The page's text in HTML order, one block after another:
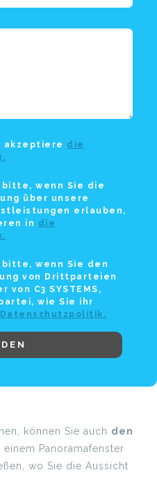
akzeptiere die
wenn Sie die
über unsere
erlauben,
in die
wenn Sie den
von Drittparteien
C3 SYSTEMS,
wie Sie ihr
können Sie auch den
einem Panoramafenster
wo Sie die Aussicht